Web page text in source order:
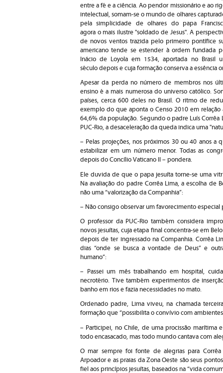
entre a fé e a ciência. Ao pendor missionário e ao
intelectual, somam-se o mundo de olhares
pela simplicidade de olhares do papa
agora o mais ilustre "soldado de Jesus". A
de novos ventos trazida pelo primeiro pontífice
americano tende se estender à ordem fundada
Inácio de Loyola em 1534, aportada no Brasil
século depois e cuja formação conserva a essência
Apesar da perda no número de membros nos
ensino é a mais numerosa do universo católico.
países, cerca 600 deles no Brasil. O ritmo de
exemplo do que aponta o Censo 2010 em
64,6% da população. Segundo o padre Luís
PUC-Rio, a desaceleração da queda indica uma
– Pelas projeções, nos próximos 30 ou 40 anos
estabilizar em um número menor. Todas as
depois do Concílio Vaticano II – pondera.
Ele duvida de que o papa jesuíta torne-se uma
Na avaliação do padre Corrêa Lima, a escolha de
não uma “valorização da Companhia”:
– Não consigo observar um favorecimento especial
O professor da PUC-Rio também considera
novos jesuítas, cuja etapa final concentra-se em
depois de ter ingressado na Companhia. Corrêa
dias “onde se busca a vontade de Deus” e
humano”:
– Passei um mês trabalhando em hospital,
necrotério. Tive também experimentos de
banho em rios e fazia necessidades no mato.
Ordenado padre, Lima viveu, na chamada
formação que “possibilita o convívio com
– Participei, no Chile, de uma procissão marítima
todo encasacado, mas todo mundo cantava com
O mar sempre foi fonte de alegrias para
Arpoador e as praias da Zona Oeste são seus
fiel aos princípios jesuítas, baseados na “vida